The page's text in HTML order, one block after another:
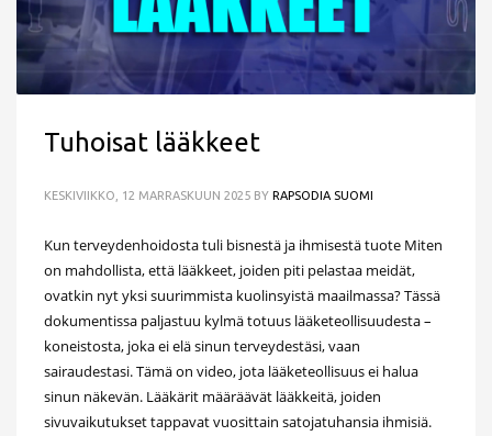
Tuhoisat lääkkeet
KESKIVIIKKO, 12 MARRASKUUN 2025 BY RAPSODIA SUOMI
Kun terveydenhoidosta tuli bisnestä ja ihmisestä tuote Miten
on mahdollista, että lääkkeet, joiden piti pelastaa meidät,
ovatkin nyt yksi suurimmista kuolinsyistä maailmassa? Tässä
dokumentissa paljastuu kylmä totuus lääketeollisuudesta –
koneistosta, joka ei elä sinun terveydestäsi, vaan
sairaudestasi. Tämä on video, jota lääketeollisuus ei halua
sinun näkevän. Lääkärit määräävät lääkkeitä, joiden
sivuvaikutukset tappavat vuosittain satojatuhansia ihmisiä.